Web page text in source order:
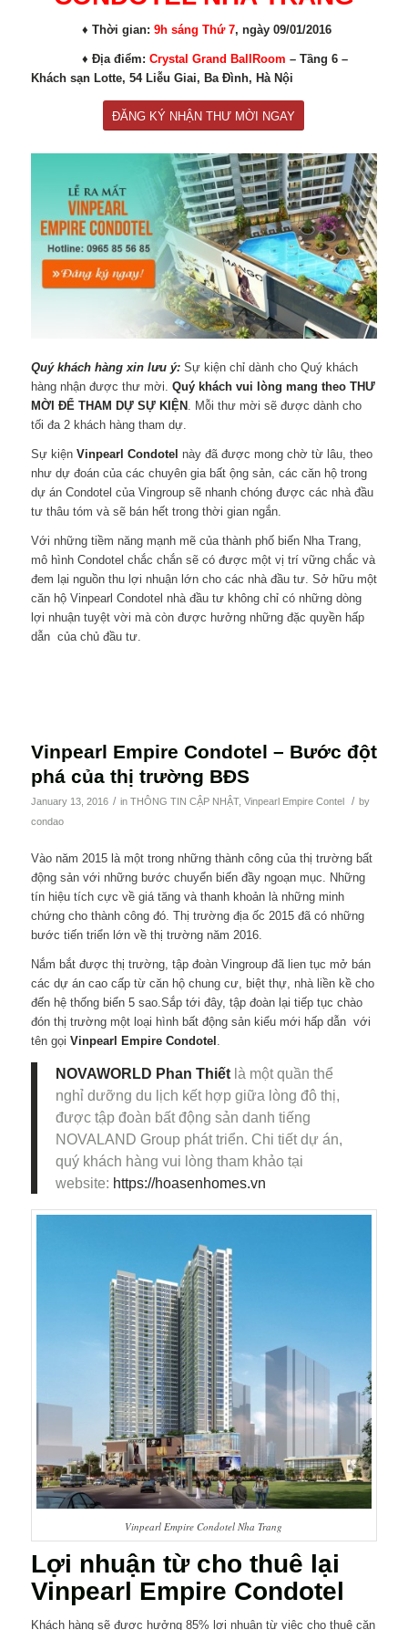
♦ Thời gian: 9h sáng Thứ 7, ngày 09/01/2016
♦ Địa điểm: Crystal Grand BallRoom – Tầng 6 –
Khách sạn Lotte, 54 Liễu Giai, Ba Đình, Hà Nội
ĐĂNG KÝ NHẬN THƯ MỜI NGAY
Quý khách hàng xin lưu ý: Sự kiện chỉ dành cho Quý khách
hàng nhận được thư mời. Quý khách vui lòng mang theo THƯ
MỜI ĐỂ THAM DỰ SỰ KIỆN. Mỗi thư mời sẽ được dành cho
tối đa 2 khách hàng tham dự.
Sự kiện Vinpearl Condotel này đã được mong chờ từ lâu, theo
như dự đoán của các chuyên gia bất ộng sản, các căn hộ trong
dự án Condotel của Vingroup sẽ nhanh chóng được các nhà đầu
tư thâu tóm và sẽ bán hết trong thời gian ngắn.
Với những tiềm năng mạnh mẽ của thành phố biến Nha Trang,
mô hình Condotel chắc chắn sẽ có được một vị trí vững chắc và
đem lại nguồn thu lợi nhuận lớn cho các nhà đầu tư. Sở hữu một
căn hộ Vinpearl Condotel nhà đầu tư không chỉ có những dòng
lợi nhuận tuyệt vời mà còn được hưởng những đặc quyền hấp
dẫn của chủ đầu tư.
Vinpearl Empire Condotel – Bước đột
phá của thị trường BĐS
January 13, 2016 / in THÔNG TIN CẬP NHẬT, Vinpearl Empire Contel / by
condao
Vào năm 2015 là một trong những thành công của thị trường bất
động sản với những bước chuyển biến đầy ngoạn mục. Những
tín hiệu tích cực về giá tăng và thanh khoản là những minh
chứng cho thành công đó. Thị trường địa ốc 2015 đã có những
bước tiến triển lớn về thị trường năm 2016.
Nắm bắt được thị trường, tập đoàn Vingroup đã lien tục mở bán
các dự án cao cấp từ căn hộ chung cư, biệt thự, nhà liền kề cho
đến hệ thống biển 5 sao.Sắp tới đây, tập đoàn lại tiếp tục chào
đón thị trường một loại hình bất động sản kiểu mới hấp dẫn với
tên gọi Vinpearl Empire Condotel
NOVAWORLD Phan Thiếtlà một quần thể
nghỉ dưỡng du lịch kết hợp giữa lòng đô thị,
được tập đoàn bất động sản danh tiếng
NOVALAND Group phát triển. Chi tiết dự án,
quý khách hàng vui lòng tham khảo tại
website: https://hoasenhomes.vn
Vinpearl Empire Condotel Nha Trang
Lợi nhuận từ cho thuê lại
Vinpearl Empire Condotel
Khách hàng sẽ được hưởng 85% lợi nhuận từ việc cho thuê căn